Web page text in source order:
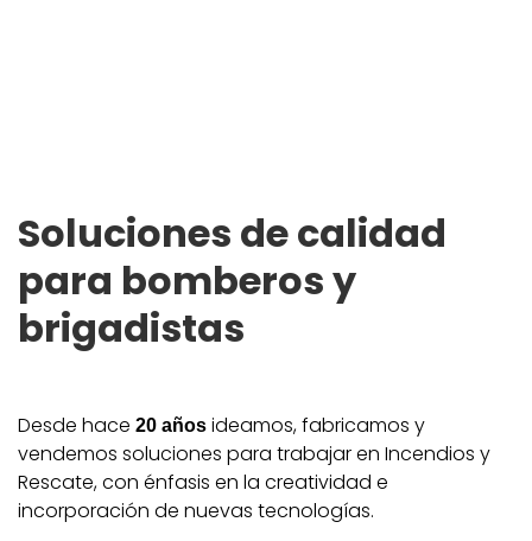
Soluciones de calidad
para bomberos y
brigadistas
Desde hace 20 años ideamos, fabricamos y
vendemos soluciones para trabajar en Incendios y
Rescate, con énfasis en la creatividad e
incorporación de nuevas tecnologías.